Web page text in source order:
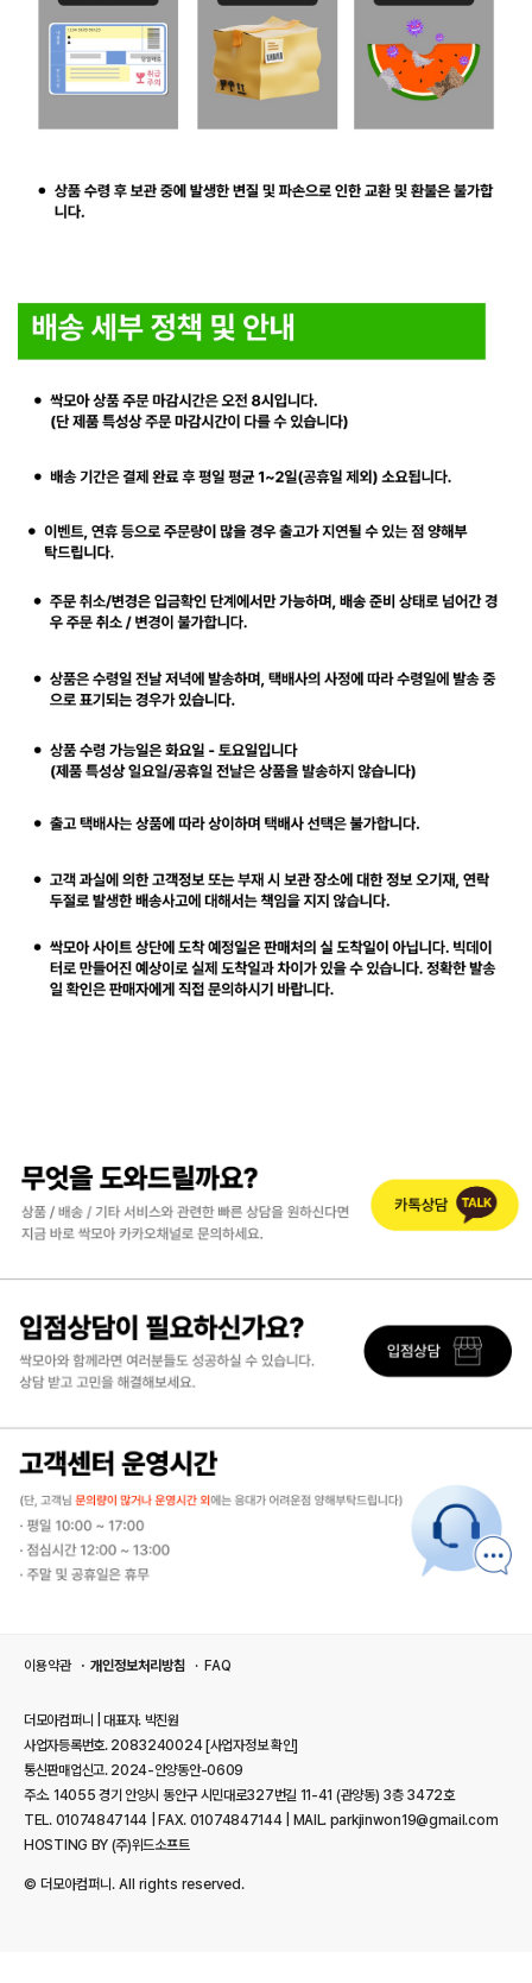
이용약관 개인정보처리방침 FAQ
더모아컴퍼니 | 대표자. 박진원
사업자등록번호. 2083240024 [사업자정보 확인]
통신판매업신고. 2024-안양동안-0609
주소. 14055 경기 안양시 동안구 시민대로327번길 11-41 (관양동) 3층 3472호
TEL. 01074847144 | FAX. 01074847144 | MAIL. parkjinwon19@gmail.com
HOSTING BY (주)위드소프트
© 더모아컴퍼니. All rights reserved.